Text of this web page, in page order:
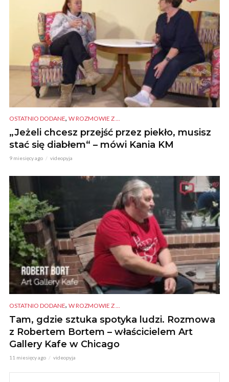
OSTATNIO DODANE, W ROZMOWIE Z ...
„Jeżeli chcesz przejść przez piekło, musisz
stać się diabłem“ – mówi Kania KM
9 miesięcy ago videopyja
OSTATNIO DODANE, W ROZMOWIE Z ...
Tam, gdzie sztuka spotyka ludzi. Rozmowa
z Robertem Bortem – właścicielem Art
Gallery Kafe w Chicago
11 miesięcy ago videopyja